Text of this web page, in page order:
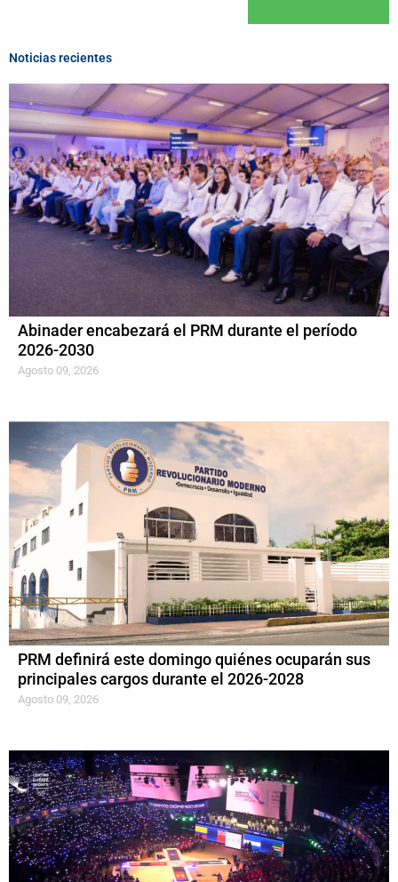
Noticias recientes
Abinader encabezará el PRM durante el período
2026-2030
Agosto 09, 2026
PRM definirá este domingo quiénes ocuparán sus
principales cargos durante el 2026-2028
Agosto 09, 2026